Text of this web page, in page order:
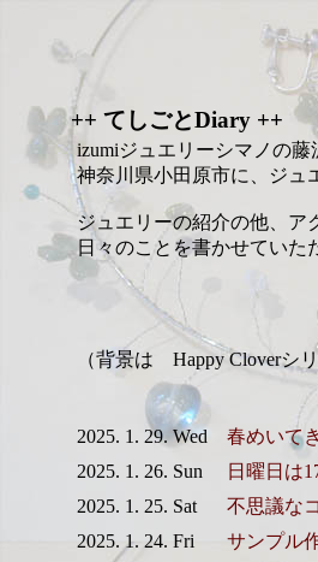
++ てしごとDiary ++
izumiジュエリーシマノの藤
神奈川県小田原市に、ジュ
ジュエリーの紹介の他、ア
日々のことを書かせていた
（背景は Happy Cloverシ
2025. 1. 29. Wed
春めいて
2025. 1. 26. Sun
日曜日は
2025. 1. 25. Sat
不思議な
2025. 1. 24. Fri
サンプル